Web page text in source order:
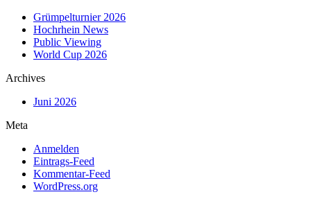
Grümpelturnier 2026
Hochrhein News
Public Viewing
World Cup 2026
Archives
Juni 2026
Meta
Anmelden
Eintrags-Feed
Kommentar-Feed
WordPress.org